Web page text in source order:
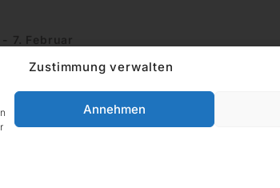
Zustimmung verwalten
Annehmen
7. Februar
am Main